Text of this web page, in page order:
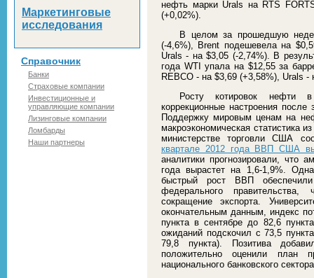
Маркетинговые
исследования
Справочник
Банки
Страховые компании
Инвестиционные и
управляющие компании
Лизинговые компании
Ломбарды
Наши партнеры
нефть марки Urals на RTS
(+0,02%).
В целом за прошедшую
(-4,6%), Brent подешевела на
Urals - на $3,05 (-2,74%). В
года WTI упала на $12,55 за
REBCO - на $3,69 (+3,58%), Urals -
Росту котировок нефти
коррекционные настроения
Поддержку мировым ценам на
макроэкономическая статистика
министерстве торговли США
квартале 2012 года ВВП США
аналитики прогнозировали, что
года вырастет на 1,6-1,9%.
быстрый рост ВВП
федерального правительства,
сокращение экспорта.
окончательным данным, индекс
пункта в сентябре до 82,6
ожиданий подскочил с 73,5
79,8 пункта). Позитива
положительно оценили план
национального банковского